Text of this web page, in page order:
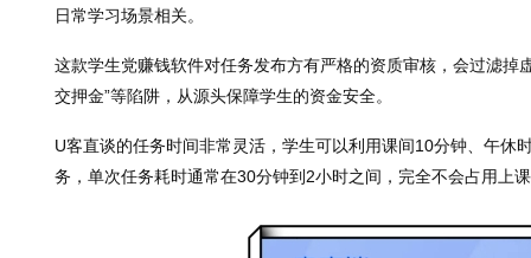
日常学习场景相关。
这款学生党赚钱软件对任务发布方有严格的资质审核，会过滤掉
交押金”等陷阱，从源头保障学生的资金安全。
U客直谈的任务时间非常灵活，学生可以利用课间10分钟、午休
务，单次任务耗时通常在30分钟到2小时之间，完全不会占用上